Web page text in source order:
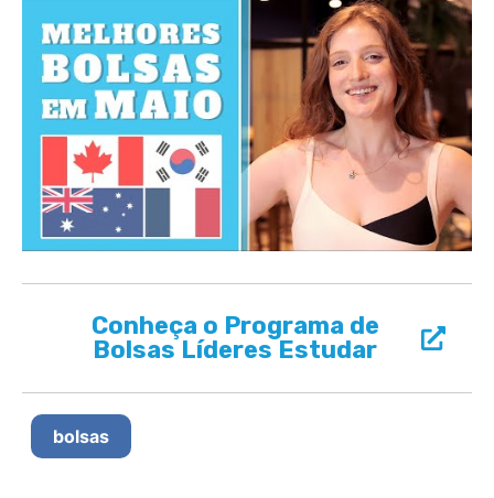
Conheça o Programa de
Bolsas Líderes Estudar
bolsas